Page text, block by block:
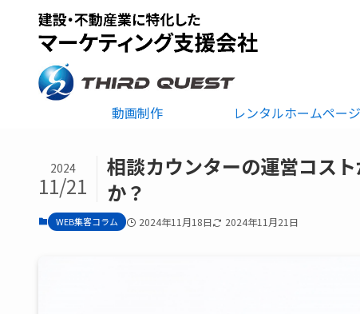
動画制作 レンタルホームページ
相談カウンターの運営コス
か？
2024
11/21
WEB集客コラム 2024年11月18日 2024年11月21日